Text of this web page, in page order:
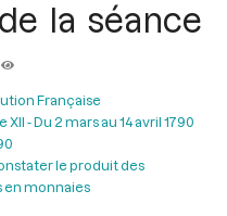
la séance
Française
XII - Du 2 mars au 14 avril 1790
le produit des
monnaies